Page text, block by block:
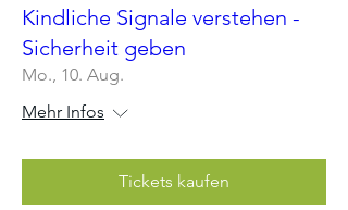
Kindliche Signale verstehen -
Sicherheit geben
Mo., 10. Aug.
Mehr Infos
Tickets kaufen